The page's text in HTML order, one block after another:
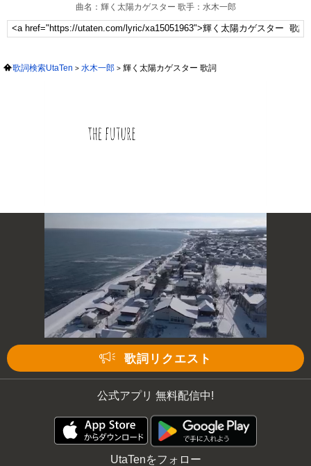
曲名：輝く太陽カゲスター 歌手：水木一郎
歌詞検索UtaTen 水木一郎 輝く太陽カゲスター 歌詞
次の動画まで 3 キャンセル
歌詞リクエスト
公式アプリ 無料配信中!
UtaTenをフォロー